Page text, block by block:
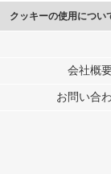
クッキーの使用につい
このサイトでは
行っています。
メディアや広告配信
各パートナーは、こ
ユーザーが各パート
会社概
お問い合